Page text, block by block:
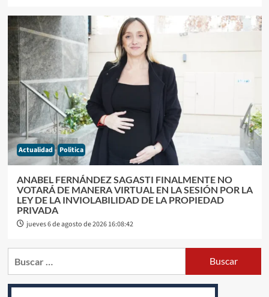
Actualidad Politica
ANABEL FERNÁNDEZ SAGASTI FINALMENTE NO
VOTARÁ DE MANERA VIRTUAL EN LA SESIÓN POR LA
LEY DE LA INVIOLABILIDAD DE LA PROPIEDAD
PRIVADA
jueves 6 de agosto de 2026 16:08:42